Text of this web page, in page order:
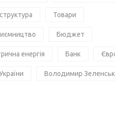
Товари
Бюджет
енергія Банк
Володимир